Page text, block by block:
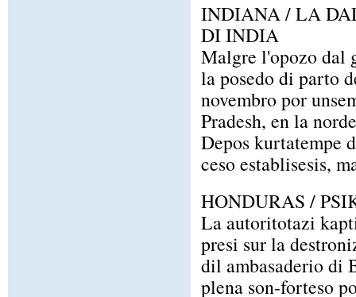
INDIANA / LA
DI INDIA
Malgre l'opozo dal
la posedo di parto
novembro por
Pradesh, en la
Depos kurtatempe
ceso establisesis,
HONDURAS /
La autoritotazi
presi sur la
dil ambasaderio di
plena son-forteso